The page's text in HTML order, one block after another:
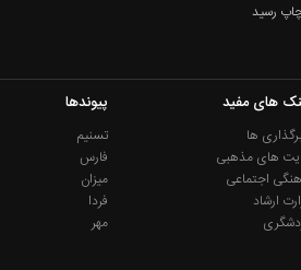
رسید
های مفید
ها
های مذهبی
اجتماعی
ارشاد
پیوندها
تسنیم
فارس
میزان
فردا
مهر